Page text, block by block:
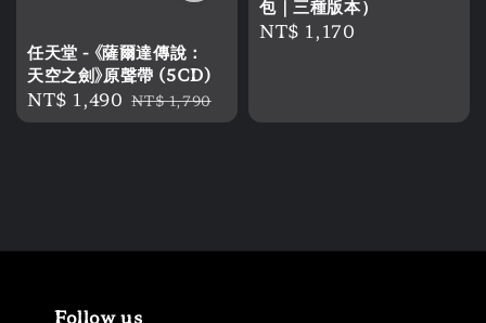
任天堂 - 《薩爾達傳說：
天空之劍》原聲帶 (5CD)
Sale
price
NT$ 1,490 Regular
price
NT$ 1,790
包｜三種版本）
Regular
NT$ 1,170
Follow us